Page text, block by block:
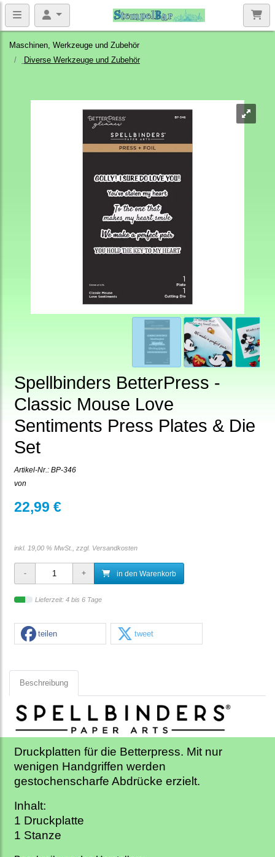
Maschinen, Werkzeuge und Zubehör
Diverse Werkzeuge und Zubehör
Spellbinders BetterPress -
Classic Mouse Love
Sentiments Press Plates & Die
Set
Artikel-Nr.: BP-346
von
22,99 €
inkl. 19,00 % MwSt., zzgl. Versandkosten
in den Warenkorb
Lieferzeit: 4 bis 6 Tage
teilen tweet
Beschreibung
Druckplatten für die Betterpress. Mit nur
wenigen Handgriffen werden
gestochenscharfe Abdrücke erzielt.
Inhalt:
1 Druckplatte
1 Stanze